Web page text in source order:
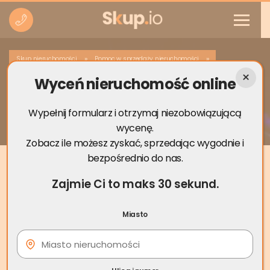
Skup nieruchomości » Pomoc w sprzedaży nieruchomości »
Brak numeru księgi wieczystej a umowa
kupna/sprzedaży mieszkania
16 sieBrak numeru księgi
Wyceń nieruchomość online
Wypełnij formularz i otrzymaj niezobowiązującą
wycenę.
Zobacz ile możesz zyskać, sprzedając wygodnie i
bezpośrednio do nas.
Zajmie Ci to maks 30 sekund.
Miasto